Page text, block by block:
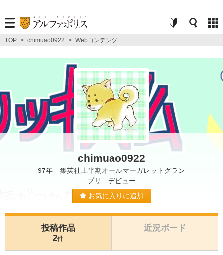
TOP > chimuao0922 > Webコンテンツ
chimuao0922
97年 集英社上半期オールマーガレットグラン
プリ デビュー
お気に入りに追加
投稿作品
2件
近況ボード